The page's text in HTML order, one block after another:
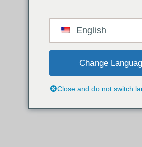
English
Change
Close and do not switch